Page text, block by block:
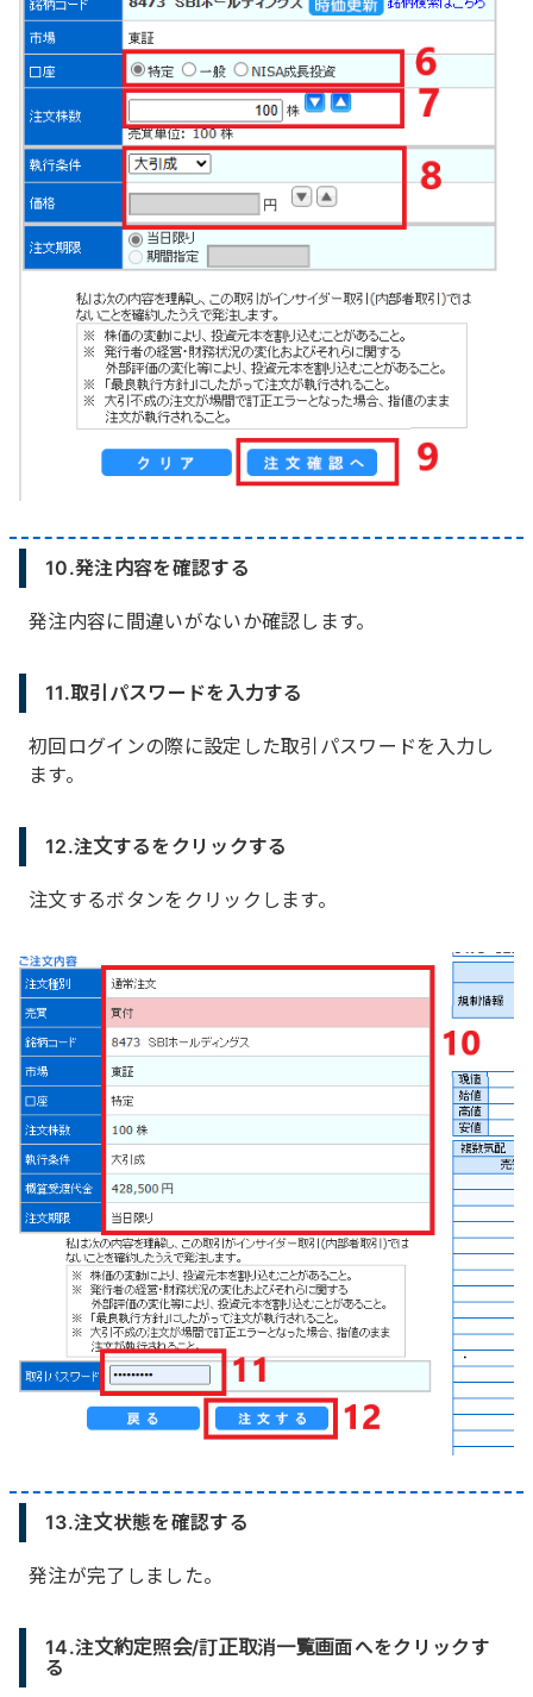
10.発注内容を確認する
発注内容に間違いがないか確認します。
11.取引パスワードを入力する
初回ログインの際に設定した取引パスワードを入力し
ます。
12.注文するをクリックする
注文するボタンをクリックします。
13.注文状態を確認する
発注が完了しました。
14.注文約定照会/訂正取消一覧画面へをクリックす
る